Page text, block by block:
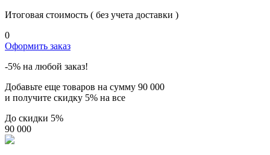
Итоговая стоимость ( без учета доставки )
0
Оформить заказ
-5% на любой заказ!
Добавьте еще товаров на сумму 90 000
и получите скидку 5% на все
До скидки 5%
90 000